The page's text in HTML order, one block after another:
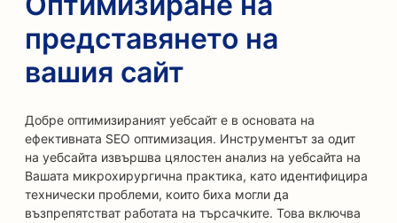
представянето на
вашия сайт
Добре оптимизираният уебсайт е в основата на
ефективната SEO оптимизация. Инструментът за одит
на уебсайта извършва цялостен анализ на уебсайта на
Вашата микрохирургична практика, като идентифицира
технически проблеми, които биха могли да
възпрепятстват работата на търсачките. Това включва